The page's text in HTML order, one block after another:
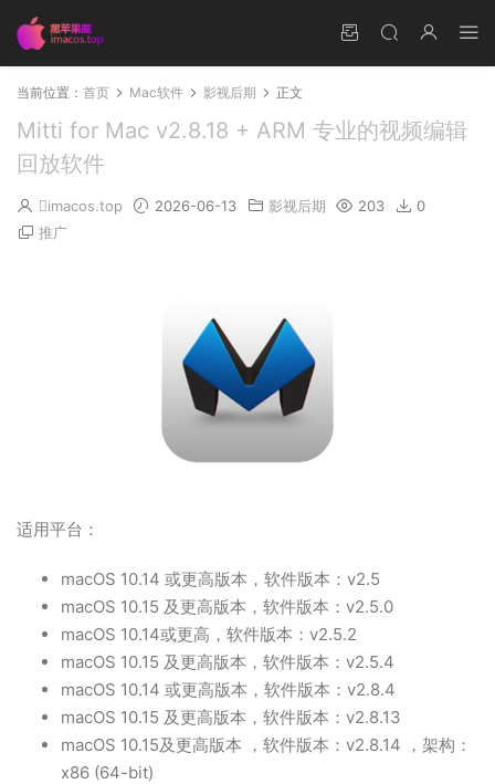
当前位置： 首页 Mac软件 影视后期 正文
Mitti for Mac v2.8.18 + ARM 专业的视频编辑
回放软件
imacos.top 2026-06-13 影视后期 203
0
推广
适用平台：
macOS 10.14 或更高版本，软件版本：v2.5
macOS 10.15 及更高版本，软件版本：v2.5.0
macOS 10.14或更高，软件版本：v2.5.2
macOS 10.15 及更高版本，软件版本：v2.5.4
macOS 10.14 或更高版本，软件版本：v2.8.4
macOS 10.15 及更高版本，软件版本：v2.8.13
macOS 10.15及更高版本 ，软件版本：v2.8.14 ，架构：
x86 (64-bit)